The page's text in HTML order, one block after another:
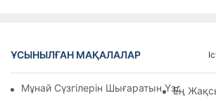
ҰСЫНЫЛҒАН МАҚАЛАЛАР
Мұнай Сүзгілерін Шығаратын Үздік
Ең